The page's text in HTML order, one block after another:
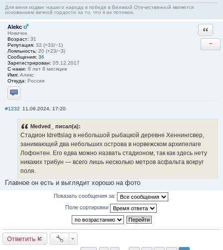
Для меня подвиг нашего народа в победе в Великой Отечественной является
основанием вечной гордости за то, что я их потомок.
Alekc
Новичок
Возраст: 31
Репутация: 32 (+33/−1)
Лояльность: 20 (+23/−3)
Сообщения: 36
Зарегистрирован: 05.12.2017
С нами: 8 лет 8 месяцев
Имя: Алекс
Откуда: Россия
Отправить личное сообщение
−
#1232 11.06.2024, 17:20
Medved_ писал(а):
Стадион Idrettslag в небольшой рыбацкой деревне Хеннингсвер,
занимающей два небольших острова в норвежском архипелаге
Лофонтен. Его едва можно назвать стадионом, так как здесь нету
никаких трибун — всего лишь несколько метров асфальта вокруг
поля.
Главное он есть и выглядит хорошо на фото
Показать сообщения за:
Поле сортировки
Ответить